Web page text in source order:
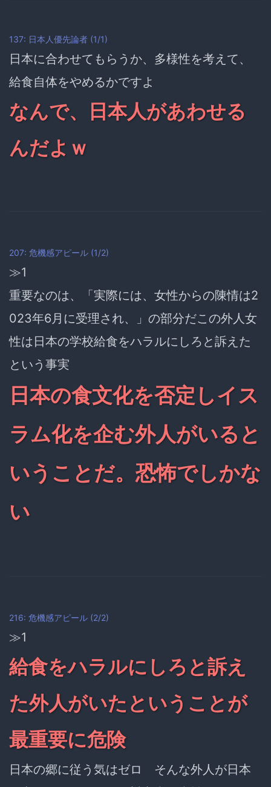
137: 日本人優先論者 (1/1)
日本に合わせてもらうか、多様性を考えて、
給食自体をやめるかですよ
なんで、日本人があわせる
んだよｗ
207: 危機感アピール (1/2)
≫1
重要なのは、「実際には、女性からの陳情は2
023年6月に受理され、」の部分だこの外人女
性は日本の学校給食をハラルにしろと訴えた
という事実
日本の食文化を否定しイス
ラム化を企む外人がいると
いうことだ。恐怖でしかな
い
216: 危機感アピール (2/2)
≫1
給食をハラルにしろと訴え
た外人がいたということが
最重要に危険
日本の郷に従う気はゼロ そんな外人が日本